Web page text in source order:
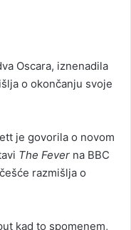
Oscara, iznenadila
o okončanju svoje
je govorila o novom
The Fever na BBC
razmišlja o
kad to spomenem,